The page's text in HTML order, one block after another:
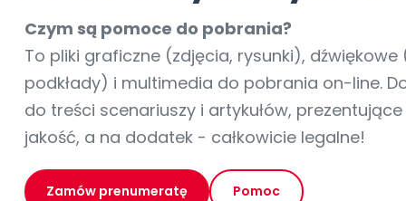
+48 12 631 04 10
kontakt@blizejprzedszkola.pl
O miesięczniku
Wydanie
O Akademii
Akademia
Testuj przez 7 dni
E-
∞Pakiet
Pełen
Czym są pomoce do pobrania?
To pliki graficzne (zdjęcia, rysunki), dźwiękowe
podkłady) i multimedia do pobrania on-line.
do treści scenariuszy i artykułów,
jakość, a na dodatek - całkowicie legalne!
Zamów prenumeratę Pomoc